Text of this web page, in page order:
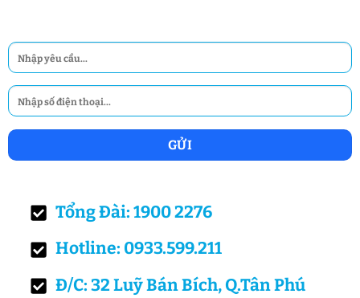
Tổng Đài: 1900 2276
Hotline: 0933.599.211
Đ/C: 32 Luỹ Bán Bích, Q.Tân Phú